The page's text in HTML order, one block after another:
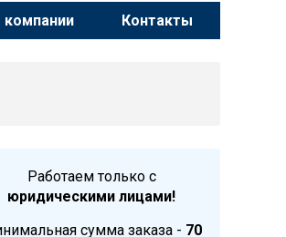
компании Контакты
Работаем только с
юридическими лицами!
сумма заказа - 70